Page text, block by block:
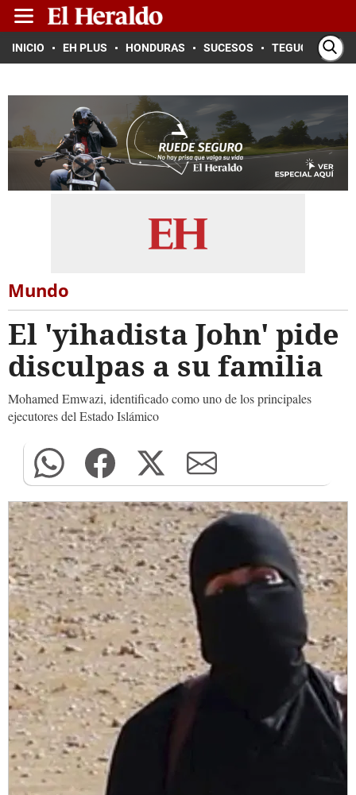
INICIO EH PLUS HONDURAS SUCESOS TEGUCIGALPA
Mundo
El 'yihadista John' pide
disculpas a su familia
Mohamed Emwazi, identificado como uno de los principales
ejecutores del Estado Islámico